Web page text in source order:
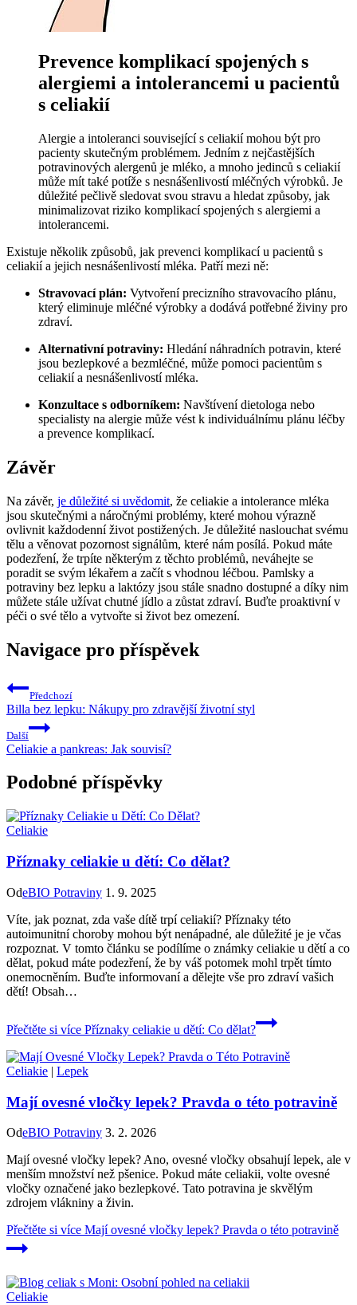
Prevence komplikací spojených s
alergiemi a intolerancemi u pacientů
s celiakií
Alergie a intoleranci související s celiakií mohou být pro
pacienty skutečným problémem. Jedním z nejčastějších
potravinových alergenů je mléko, a mnoho jedinců s celiakií
může mít také potíže s nesnášenlivostí mléčných výrobků. Je
důležité pečlivě sledovat svou stravu a hledat způsoby, jak
minimalizovat riziko komplikací spojených s alergiemi a
intolerancemi.
Existuje několik způsobů, jak prevenci komplikací u pacientů s
celiakií a jejich nesnášenlivostí mléka. Patří mezi ně:
Stravovací plán: Vytvoření precizního stravovacího plánu,
který eliminuje mléčné výrobky a dodává potřebné živiny pro
zdraví.
Alternativní potraviny: Hledání náhradních potravin, které
jsou bezlepkové a bezmléčné, může pomoci pacientům s
celiakií a nesnášenlivostí mléka.
Konzultace s odborníkem: Navštívení dietologa nebo
specialisty na alergie může vést k individuálnímu plánu léčby
a prevence komplikací.
Závěr
Na závěr, je důležité si uvědomit, že celiakie a intolerance mléka
jsou skutečnými a náročnými problémy, které mohou výrazně
ovlivnit každodenní život postižených. Je důležité naslouchat svému
tělu a věnovat pozornost signálům, které nám posílá. Pokud máte
podezření, že trpíte některým z těchto problémů, neváhejte se
poradit se svým lékařem a začít s vhodnou léčbou. Pamlsky a
potraviny bez lepku a laktózy jsou stále snadno dostupné a díky nim
můžete stále užívat chutné jídlo a zůstat zdraví. Buďte proaktivní v
péči o své tělo a vytvořte si život bez omezení.
Navigace pro příspěvek
Předchozí
Billa bez lepku: Nákupy pro zdravější životní styl
Další
Celiakie a pankreas: Jak souvisí?
Podobné příspěvky
Celiakie
Příznaky celiakie u dětí: Co dělat?
OdeBIO Potraviny 1. 9. 2025
Víte, jak poznat, ‍zda vaše dítě trpí celiakií? Příznaky této
autoimunitní‍ choroby⁣ mohou ⁤být nenápadné, ale důležité ​je ⁤je včas
⁢rozpoznat. V ⁣tomto článku se podílíme o známky celiakie ⁢u dětí a co
dělat, pokud máte podezření, že by váš potomek mohl trpět​ tímto
onemocněním. Buďte informovaní a ⁤dělejte vše pro zdraví vašich​
dětí! Obsah…
Přečtěte si více Příznaky celiakie u dětí: Co dělat?
Celiakie | Lepek
Mají ovesné vločky lepek? Pravda o této potravině
OdeBIO Potraviny 3. 2. 2026
Mají ovesné vločky lepek? Ano, ovesné vločky obsahují lepek, ale v
menším množství než pšenice. Pokud máte celiakii, volte ovesné
vločky označené jako bezlepkové. Tato potravina je skvělým
zdrojem vlákniny a živin.
Přečtěte si více Mají ovesné vločky lepek? Pravda o této potravině
Celiakie